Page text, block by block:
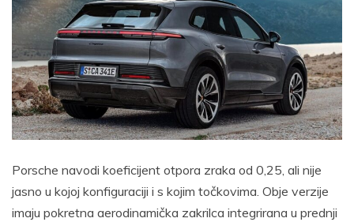
Porsche navodi koeficijent otpora zraka od 0,25, ali nije
jasno u kojoj konfiguraciji i s kojim točkovima. Obje verzije
imaju pokretna aerodinamička zakrilca integrirana u prednji